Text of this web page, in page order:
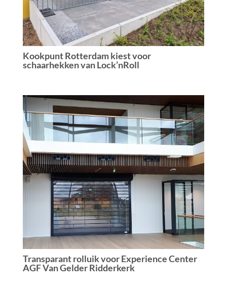
Kookpunt Rotterdam kiest voor
schaarhekken van Lock’nRoll
Transparant rolluik voor Experience Center
AGF Van Gelder Ridderkerk